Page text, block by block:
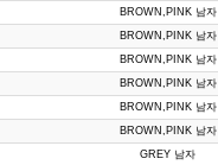
BROWN,PINK 남자
BROWN,PINK 남자
BROWN,PINK 남자
BROWN,PINK 남자
BROWN,PINK 남자
BROWN,PINK 남자
GREY 남자